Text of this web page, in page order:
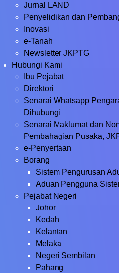
Jurnal LAND
Penyelidikan dan
Inovasi
e-Tanah
Newsletter JKPTG
Hubungi Kami
Ibu Pejabat
Direktori
Senarai Whatsapp
Dihubungi
Senarai Maklumat dan
Pembahagian Pusaka,
e-Penyertaan
Borang
Sistem Pengurusan
Aduan Pengguna
Pejabat Negeri
Johor
Kedah
Kelantan
Melaka
Negeri Sembilan
Pahang